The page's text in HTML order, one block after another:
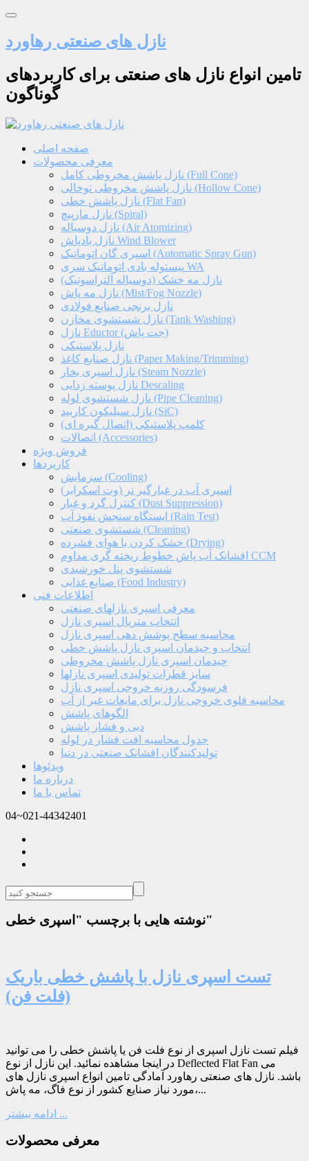
نازل های صنعتی رهاورد
تامین انواع نازل های صنعتی برای کاربردهای
گوناگون
صفحه اصلی
معرفی محصولات
نازل پاشش مخروطی کامل (Full Cone)
نازل پاشش مخروطی توخالی (Hollow Cone)
نازل پاشش خطی (Flat Fan)
نازل مارپیچ (Spiral)
نازل دوسیاله (Air Atomizing)
نازل بادپاش Wind Blower
اسپری گان اتوماتیک (Automatic Spray Gun)
پیستوله بادی اتوماتیک سری WA
نازل مه خشک (دوسیاله آلتراسونیک)
نازل مه پاش (Mist/Fog Nozzle)
نازل برنجی صنایع فولادی
نازل شستشوی مخازن (Tank Washing)
نازل Eductor (جت پاش)
نازل پلاستیکی
نازل صنایع کاغذ (Paper Making/Trimming)
نازل اسپری بخار (Steam Nozzle)
نازل پوسته زدایی Descaling
نازل شستشوی لوله (Pipe Cleaning)
نازل سیلیکون کاربید (SiC)
کلمپ پلاستیکی (اتصال گیره ای)
اتصالات (Accessories)
فروش ویژه
کاربردها
سرمایش (Cooling)
اسپری آب در غبارگیر تر (وت اسکرابر)
کنترل گرد و غبار (Dust Suppression)
ایستگاه سنجش نفوذ آب (Rain Test)
شستشوی صنعتی (Cleaning)
خشک کردن با هوای فشرده (Drying)
افشانک آب پاش خطوط ریخته گری مداوم CCM
شستشوی پنل خورشیدی
صنایع غذایی (Food Industry)
اطلاعات فنی
معرفی اسپری نازلهای صنعتی
انتخاب متریال اسپری نازل
محاسبه سطح پوشش دهی اسپری نازل
انتخاب و چیدمان اسپری نازل پاشش خطی
چیدمان اسپری نازل پاشش مخروطی
سایز قطرات تولیدی اسپری نازلها
فرسودگی روزنه خروجی اسپری نازل
محاسبه فلوی خروجی نازل برای مایعات غیر از آب
الگوهای پاشش
دبی و فشار پاشش
جدول محاسبه افت فشار در لوله
تولیدکنندگان افشانک صنعتی در دنیا
ویدئوها
درباره ما
تماس با ما
04~021-44342401
نوشته هایی با برچسب "اسپری خطی"
تست اسپری نازل با پاشش خطی باریک
(فلت فن)
فیلم تست نازل اسپری از نوع فلت فن یا پاشش خطی را می توانید
در اینجا مشاهده نمائید. این نازل از نوع Deflected Flat Fan می
باشد. نازل های صنعتی رهاورد آمادگی تامین انواع اسپری نازل های
مورد نیاز صنایع کشور از نوع فاگ، مه پاش،...
ادامه بیشتر ...
معرفی محصولات